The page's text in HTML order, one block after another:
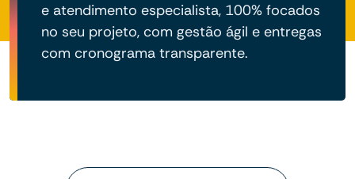
e atendimento especialista, 100% focados
no seu projeto, com gestão ágil e entregas
com cronograma transparente.